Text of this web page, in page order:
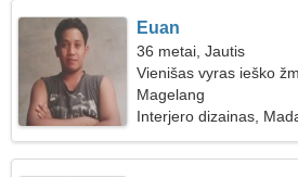
Euan
36 metai, Jautis
Vienišas vyras ieško
Magelang
Interjero dizainas,